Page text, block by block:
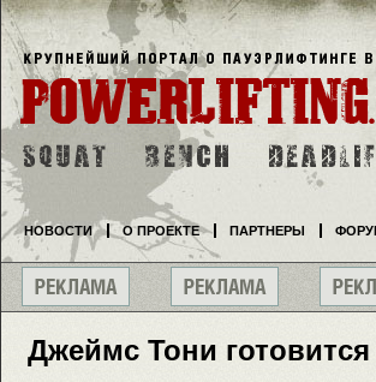
Джеймс Тони
НОВОСТИ О ПРОЕКТЕ ПАРТНЕРЫ